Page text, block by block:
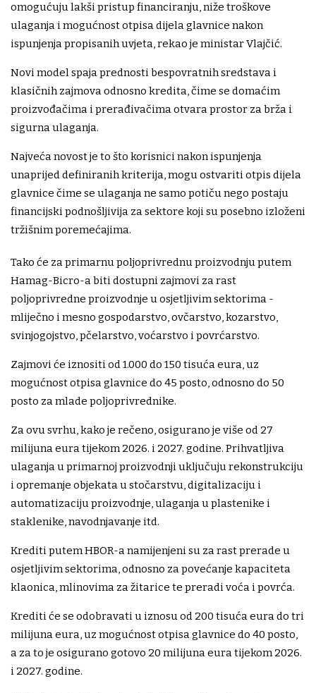
omogućuju lakši pristup financiranju, niže troškove
ulaganja i mogućnost otpisa dijela glavnice nakon
ispunjenja propisanih uvjeta, rekao je ministar Vlajčić.
Novi model spaja prednosti bespovratnih sredstava i
klasičnih zajmova odnosno kredita, čime se domaćim
proizvođačima i prerađivačima otvara prostor za brža i
sigurna ulaganja.
Najveća novost je to što korisnici nakon ispunjenja
unaprijed definiranih kriterija, mogu ostvariti otpis dijela
glavnice čime se ulaganja ne samo potiču nego postaju
financijski podnošljivija za sektore koji su posebno izloženi
tržišnim poremećajima.
Tako će za primarnu poljoprivrednu proizvodnju putem
Hamag-Bicro-a biti dostupni zajmovi za rast
poljoprivredne proizvodnje u osjetljivim sektorima -
mliječno i mesno gospodarstvo, ovčarstvo, kozarstvo,
svinjogojstvo, pčelarstvo, voćarstvo i povrćarstvo.
Zajmovi će iznositi od 1.000 do 150 tisuća eura, uz
mogućnost otpisa glavnice do 45 posto, odnosno do 50
posto za mlade poljoprivrednike.
Za ovu svrhu, kako je rečeno, osigurano je više od 27
milijuna eura tijekom 2026. i 2027. godine. Prihvatljiva
ulaganja u primarnoj proizvodnji uključuju rekonstrukciju
i opremanje objekata u stočarstvu, digitalizaciju i
automatizaciju proizvodnje, ulaganja u plastenike i
staklenike, navodnjavanje itd.
Krediti putem HBOR-a namijenjeni su za rast prerade u
osjetljivim sektorima, odnosno za povećanje kapaciteta
klaonica, mlinovima za žitarice te preradi voća i povrća.
Krediti će se odobravati u iznosu od 200 tisuća eura do tri
milijuna eura, uz mogućnost otpisa glavnice do 40 posto,
a za to je osigurano gotovo 20 milijuna eura tijekom 2026.
i 2027. godine.